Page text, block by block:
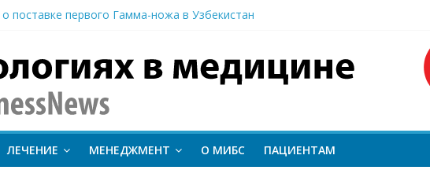
поставке первого Гамма-ножа в Узбекистан
и новый этап развития ядерной медицины: результаты конференции SNMMI
важно следить за состоянием сердечно-сосудистой системы?
ЛЕЧЕНИЕ МЕНЕДЖМЕНТ О МИБС ПАЦИЕНТАМ